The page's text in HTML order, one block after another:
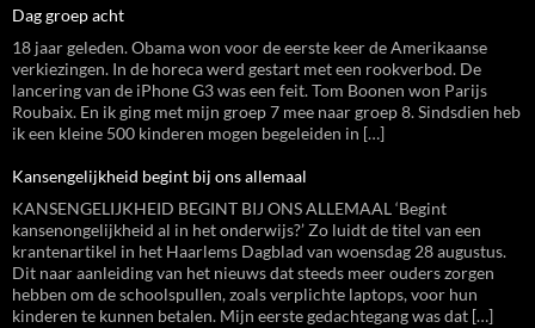
Dag groep acht
18 jaar geleden. Obama won voor de eerste keer de Amerikaanse
verkiezingen. In de horeca werd gestart met een rookverbod. De
lancering van de iPhone G3 was een feit. Tom Boonen won Parijs
Roubaix. En ik ging met mijn groep 7 mee naar groep 8. Sindsdien heb
ik een kleine 500 kinderen mogen begeleiden in […]
Kansengelijkheid begint bij ons allemaal
KANSENGELIJKHEID BEGINT BIJ ONS ALLEMAAL ‘Begint
kansenongelijkheid al in het onderwijs?’ Zo luidt de titel van een
krantenartikel in het Haarlems Dagblad van woensdag 28 augustus.
Dit naar aanleiding van het nieuws dat steeds meer ouders zorgen
hebben om de schoolspullen, zoals verplichte laptops, voor hun
kinderen te kunnen betalen. Mijn eerste gedachtegang was dat […]